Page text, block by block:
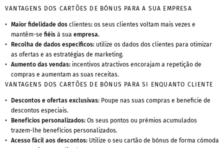
VANTAGENS DOS CARTÕES DE BÓNUS PARA A SUA EMPRESA
Maior fidelidade dos clientes: os seus clientes voltam mais vezes e
mantêm-se fiéis à sua empresa.
Recolha de dados específicos: utilize os dados dos clientes para otimizar
as ofertas e as estratégias de marketing.
Aumento das vendas: incentivos atractivos encorajam a repetição de
compras e aumentam as suas receitas.
VANTAGENS DOS CARTÕES DE BÓNUS PARA SI ENQUANTO CLIENTE
Descontos e ofertas exclusivas: Poupe nas suas compras e beneficie de
descontos especiais.
Benefícios personalizados: Os seus pontos ou prémios acumulados
trazem-lhe benefícios personalizados.
Acesso fácil aos descontos: Utilize o seu cartão de bónus de forma cómoda